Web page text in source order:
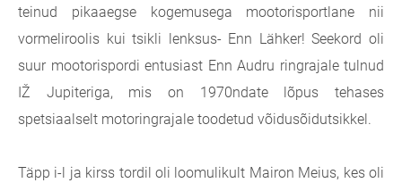
teinud pikaaegse kogemusega mootorisportlane nii
vormeliroolis kui tsikli lenksus- Enn Lähker! Seekord oli
suur mootorispordi entusiast Enn Audru ringrajale tulnud
IŽ Jupiteriga, mis on 1970ndate lõpus tehases
spetsiaalselt motoringrajale toodetud võidusõidutsikkel.
Täpp i-l ja kirss tordil oli loomulikult Mairon Meius, kes oli